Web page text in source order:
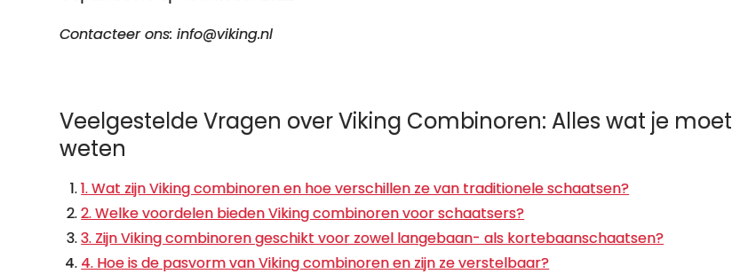
Contacteer ons:info@viking.nl
Veelgestelde Vragen over Viking Combinoren: Alles wat je moet
weten
1. Wat zijn Viking combinoren en hoe verschillen ze van traditionele schaatsen?
2. Welke voordelen bieden Viking combinoren voor schaatsers?
3. Zijn Viking combinoren geschikt voor zowel langebaan- als kortebaanschaatsen?
4. Hoe is de pasvorm van Viking combinoren en zijn ze verstelbaar?